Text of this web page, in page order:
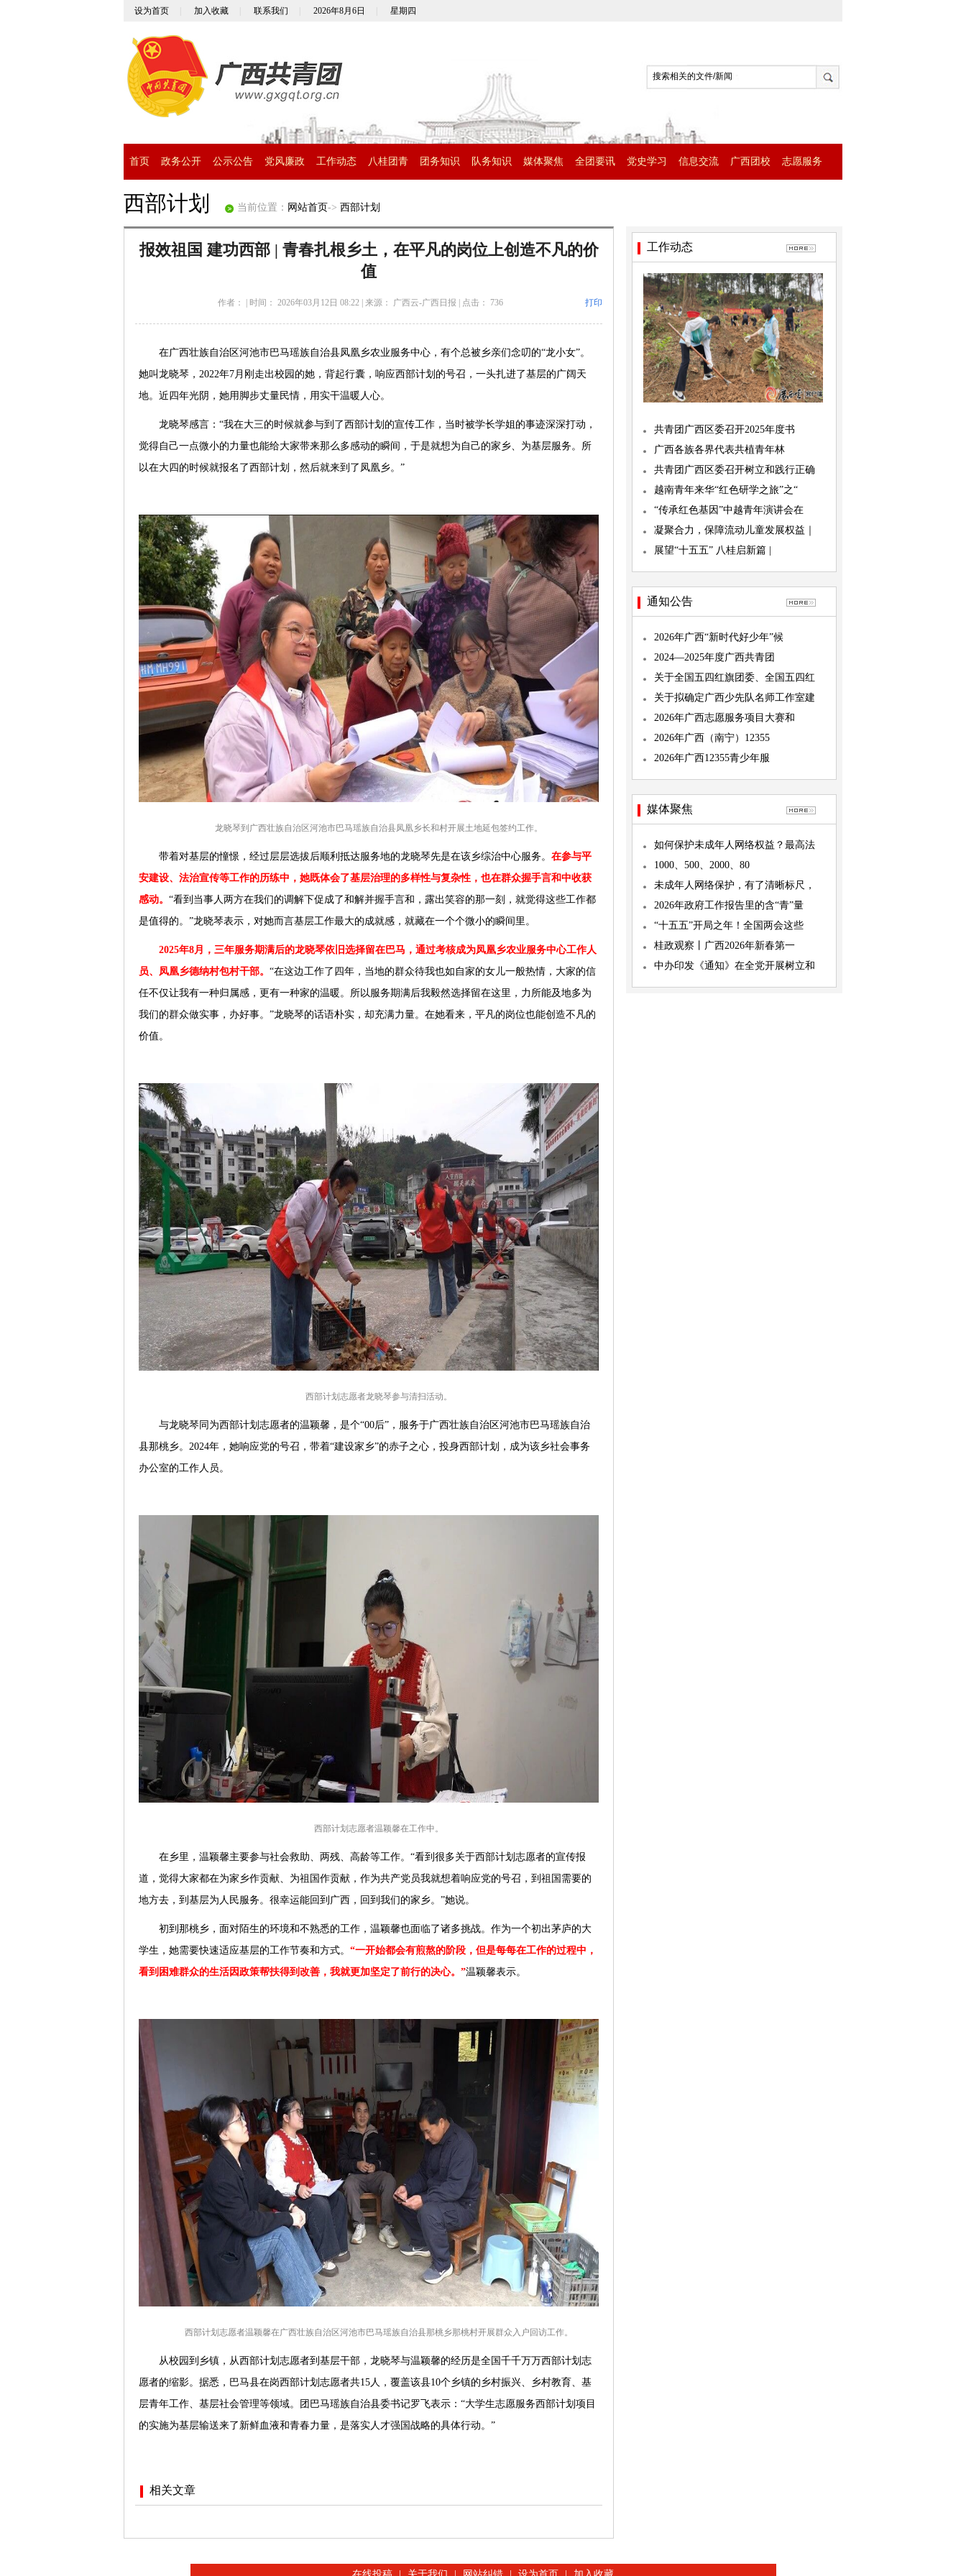
设为首页 加入收藏 联系我们 2026年8月6日 星期四
首页 政务公开 公示公告 党风廉政 工作动态 八桂团青 团务知识 队务知识 媒体聚焦 全团要讯 党史学习 信息交流 广西团校 志愿服务
西部计划 当前位置： 网站首页-> 西部计划
报效祖国 建功西部 | 青春扎根乡土，在平凡的岗位上创造不凡的价
值
作者： 时间： 2026年03月12日 08:22 来源： 广西云-广西日报 点击： 736 打印
在广西壮族自治区河池市巴马瑶族自治县凤凰乡农业服务中心，有个总被乡亲们念叨的“龙小女”。
她叫龙晓琴，2022年7月刚走出校园的她，背起行囊，响应西部计划的号召，一头扎进了基层的广阔天
地。近四年光阴，她用脚步丈量民情，用实干温暖人心。
龙晓琴感言：“我在大三的时候就参与到了西部计划的宣传工作，当时被学长学姐的事迹深深打动，
觉得自己一点微小的力量也能给大家带来那么多感动的瞬间，于是就想为自己的家乡、为基层服务。所
以在大四的时候就报名了西部计划，然后就来到了凤凰乡。”
龙晓琴到广西壮族自治区河池市巴马瑶族自治县凤凰乡长和村开展土地延包签约工作。
带着对基层的憧憬，经过层层选拔后顺利抵达服务地的龙晓琴先是在该乡综治中心服务。 在参与平
安建设、法治宣传等工作的历练中，她既体会了基层治理的多样性与复杂性，也在群众握手言和中收获
感动。 “看到当事人两方在我们的调解下促成了和解并握手言和，露出笑容的那一刻，就觉得这些工作都
是值得的。”龙晓琴表示，对她而言基层工作最大的成就感，就藏在一个个微小的瞬间里。
2025年8月，三年服务期满后的龙晓琴依旧选择留在巴马，通过考核成为凤凰乡农业服务中心工作人
员、凤凰乡德纳村包村干部。 “在这边工作了四年，当地的群众待我也如自家的女儿一般热情，大家的信
任不仅让我有一种归属感，更有一种家的温暖。所以服务期满后我毅然选择留在这里，力所能及地多为
我们的群众做实事，办好事。”龙晓琴的话语朴实，却充满力量。在她看来，平凡的岗位也能创造不凡的
价值。
西部计划志愿者龙晓琴参与清扫活动。
与龙晓琴同为西部计划志愿者的温颖馨，是个“00后”，服务于广西壮族自治区河池市巴马瑶族自治
县那桃乡。2024年，她响应党的号召，带着“建设家乡”的赤子之心，投身西部计划，成为该乡社会事务
办公室的工作人员。
西部计划志愿者温颖馨在工作中。
在乡里，温颖馨主要参与社会救助、两残、高龄等工作。“看到很多关于西部计划志愿者的宣传报
道，觉得大家都在为家乡作贡献、为祖国作贡献，作为共产党员我就想着响应党的号召，到祖国需要的
地方去，到基层为人民服务。很幸运能回到广西，回到我们的家乡。”她说。
初到那桃乡，面对陌生的环境和不熟悉的工作，温颖馨也面临了诸多挑战。作为一个初出茅庐的大
学生，她需要快速适应基层的工作节奏和方式。 “一开始都会有煎熬的阶段，但是每每在工作的过程中，
看到困难群众的生活因政策帮扶得到改善，我就更加坚定了前行的决心。”温颖馨表示。
西部计划志愿者温颖馨在广西壮族自治区河池市巴马瑶族自治县那桃乡那桃村开展群众入户回访工作。
从校园到乡镇，从西部计划志愿者到基层干部，龙晓琴与温颖馨的经历是全国千千万万西部计划志
愿者的缩影。据悉，巴马县在岗西部计划志愿者共15人，覆盖该县10个乡镇的乡村振兴、乡村教育、基
层青年工作、基层社会管理等领域。团巴马瑶族自治县委书记罗飞表示：“大学生志愿服务西部计划项目
的实施为基层输送来了新鲜血液和青春力量，是落实人才强国战略的具体行动。”
相关文章
工作动态
共青团广西区委召开2025年度书
广西各族各界代表共植青年林
共青团广西区委召开树立和践行正确
越南青年来华“红色研学之旅”之“
“传承红色基因”中越青年演讲会在
凝聚合力，保障流动儿童发展权益｜
展望“十五五” 八桂启新篇 |
通知公告
2026年广西“新时代好少年”候
2024—2025年度广西共青团
关于全国五四红旗团委、全国五四红
关于拟确定广西少先队名师工作室建
2026年广西志愿服务项目大赛和
2026年广西（南宁）12355
2026年广西12355青少年服
媒体聚焦
如何保护未成年人网络权益？最高法
1000、500、2000、80
未成年人网络保护，有了清晰标尺，
2026年政府工作报告里的含“青”量
“十五五”开局之年！全国两会这些
桂政观察丨广西2026年新春第一
中办印发《通知》在全党开展树立和